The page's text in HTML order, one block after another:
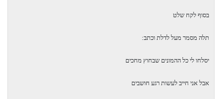
בסוף לקח שלט
תלה מסמר מעל לדלת וכתב:
יסלחו לי כל ההמונים שבחוץ מחכים
אבל אני חייב לעשות רגע חושבים